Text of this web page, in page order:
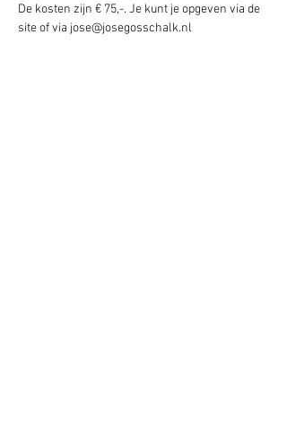
De kosten zijn € 75,-. Je kunt je opgeven via de
site of via jose@josegosschalk.nl